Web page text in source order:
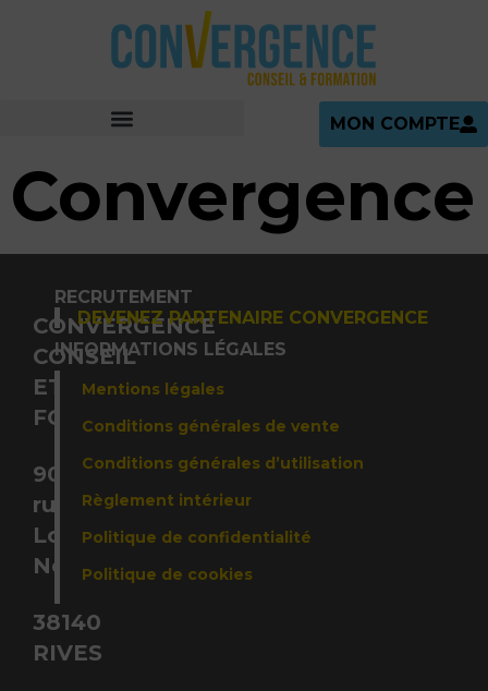
MON COMPTE
Convergence
CONVERGENCE
CONSEIL
ET
FORMATION
90,
rue
Louis
Néel,
38140
RIVES
RECRUTEMENT
DEVENEZ PARTENAIRE CONVERGENCE
INFORMATIONS LÉGALES
Mentions légales
Conditions générales de vente
Conditions générales d’utilisation
Règlement intérieur
Politique de confidentialité
Politique de cookies